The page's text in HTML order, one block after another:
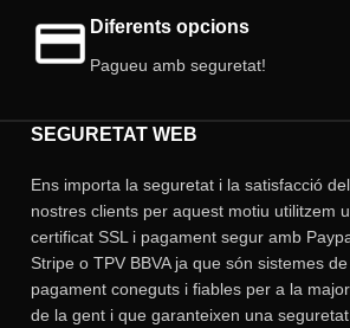
Diferents opcions
Pagueu amb seguretat!
SEGURETAT WEB
Ens importa la seguretat i la satisfacció
nostres clients per aquest motiu utilitzem
certificat SSL i pagament segur amb
Stripe o TPV BBVA ja que són sistemes de
pagament coneguts i fiables per a la
de la gent i que garanteixen una seguretat